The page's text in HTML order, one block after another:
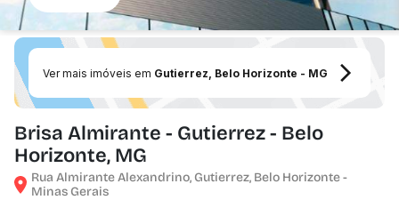
Ver mais imóveis em Gutierrez, Belo Horizonte - MG
Brisa Almirante - Gutierrez - Belo
Horizonte, MG
Rua Almirante Alexandrino, Gutierrez, Belo Horizonte -
Minas Gerais